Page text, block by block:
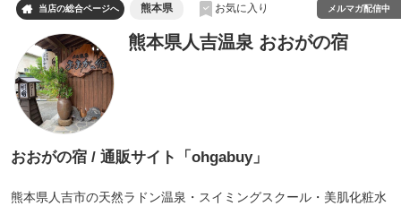
 当店の総合ページへ 熊本県 お気に入り メルマガ配信中
熊本県人吉温泉 おおがの宿
おおがの宿 / 通販サイト「ohgabuy」
熊本県人吉市の天然ラドン温泉・スイミングスクール・美肌化粧水